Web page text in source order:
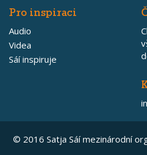
Pro inspiraci
Audio
Videa
Sáí inspiruje
© 2016 Satja Sáí mezinárodní